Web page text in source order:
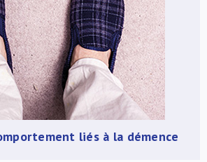
liés à la démence